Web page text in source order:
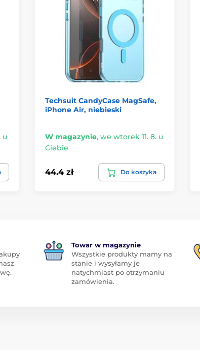
u
Techsuit CandyCase MagSafe,
iPhone Air, niebieski
W magazynie, we wtorek 11. 8. u
Ciebie
44.4 zł Do koszyka
Towar w magazynie
Wszystkie produkty mamy na
stanie i wysyłamy je
natychmiast po otrzymaniu
zamówienia.